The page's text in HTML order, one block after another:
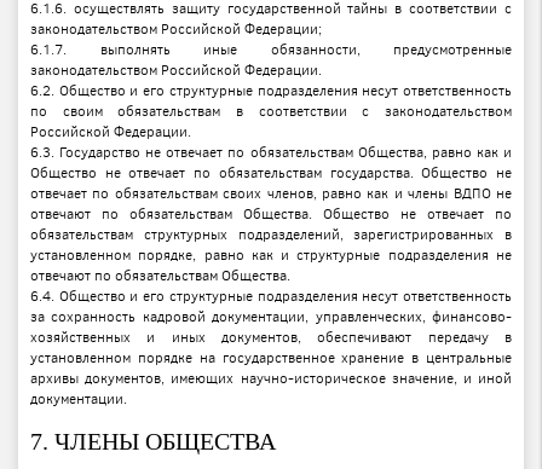
6.1.6. осуществлять защиту государственной тайны в соответствии с
законодательством Российской Федерации;
6.1.7. выполнять иные обязанности, предусмотренные
законодательством Российской Федерации.
6.2. Общество и его структурные подразделения несут ответственность
по своим обязательствам в соответствии с законодательством
Российской Федерации.
6.3. Государство не отвечает по обязательствам Общества, равно как и
Общество не отвечает по обязательствам государства. Общество не
отвечает по обязательствам своих членов, равно как и члены ВДПО не
отвечают по обязательствам Общества. Общество не отвечает по
обязательствам структурных подразделений, зарегистрированных в
установленном порядке, равно как и структурные подразделения не
отвечают по обязательствам Общества.
6.4. Общество и его структурные подразделения несут ответственность
за сохранность кадровой документации, управленческих, финансово-
хозяйственных и иных документов, обеспечивают передачу в
установленном порядке на государственное хранение в центральные
архивы документов, имеющих научно-историческое значение, и иной
документации.
7. ЧЛЕНЫ ОБЩЕСТВА